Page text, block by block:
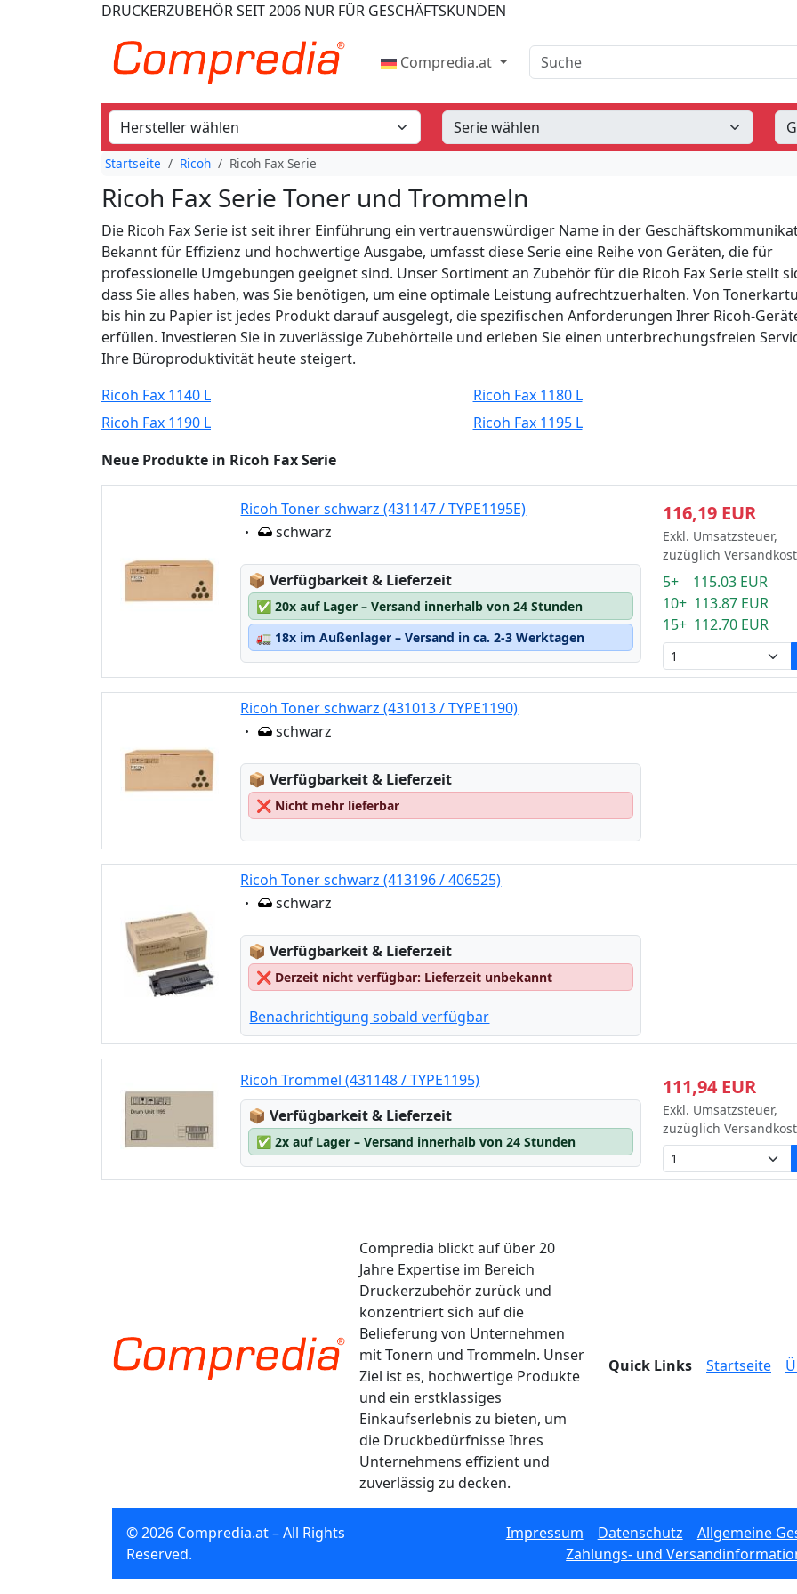
DRUCKERZUBEHÖRSEIT 2006 NUR FÜR GESCHÄFTSKUNDEN
Compredia.at Suche
Startseite Ricoh Ricoh Fax Serie
Ricoh Fax Serie Toner und Trommeln
Die Ricoh Fax Serie ist seit ihrer Einführung ein vertrauenswürdiger Name in der
Bekannt für Effizienz und hochwertige Ausgabe, umfasst diese Serie eine Reihe von Geräten, die für
professionelle Umgebungen geeignet sind. Unser Sortiment an Zubehör für die Ricoh Fax Serie stellt
dass Sie alles haben, was Sie benötigen, um eine optimale Leistung aufrechtzuerhalten. Von
bis hin zu Papier ist jedes Produkt darauf ausgelegt, die spezifischen Anforderungen Ihrer Ricoh-
erfüllen. Investieren Sie in zuverlässige Zubehörteile und erleben Sie einen unterbrechungsfreien
Ihre Büroproduktivität heute steigert.
Ricoh Fax 1140 L
Ricoh Fax 1180 L
Ricoh Fax 1190 L
Ricoh Fax 1195 L
Neue Produkte in Ricoh Fax Serie
Ricoh Toner schwarz (431147 / TYPE1195E)
Eigenschaft:
schwarz
📦Lagerstatus:
Verfügbarkeit & Lieferzeit
✅ 20x auf Lager – Versand innerhalb von 24 Stunden
🚛 18x im Außenlager – Versand in ca. 2-3 Werktagen
116,19 EUR
Exkl. Umsatzsteuer,
zuzüglich
5+ 115.03 EUR
10+ 113.87 EUR
15+ 112.70 EUR
Ricoh Toner schwarz (431013 / TYPE1190)
Eigenschaft:
schwarz
📦Lagerstatus:
Verfügbarkeit & Lieferzeit
❌ Nicht mehr lieferbar
Ricoh Toner schwarz (413196 / 406525)
Eigenschaft:
schwarz
📦Lagerstatus:
Verfügbarkeit & Lieferzeit
❌ Derzeit nicht verfügbar: Lieferzeit unbekannt
Benachrichtigung sobald verfügbar
Ricoh Trommel (431148 / TYPE1195)
📦Lagerstatus:
Verfügbarkeit & Lieferzeit
✅ 2x auf Lager – Versand innerhalb von 24 Stunden
111,94 EUR
Exkl. Umsatzsteuer,
zuzüglich
Compredia blickt auf über 20
Jahre Expertise im Bereich
Druckerzubehör zurück und
konzentriert sich auf die
Belieferung von Unternehmen
mit Tonern und Trommeln. Unser
Ziel ist es, hochwertige Produkte
und ein erstklassiges
Einkaufserlebnis zu bieten, um
die Druckbedürfnisse Ihres
Unternehmens effizient und
zuverlässig zu decken.
Quick Links Startseite
© 2026 Compredia.at – All Rights
Reserved.
Impressum Datenschutz
Allgemeine
Zahlungs- und